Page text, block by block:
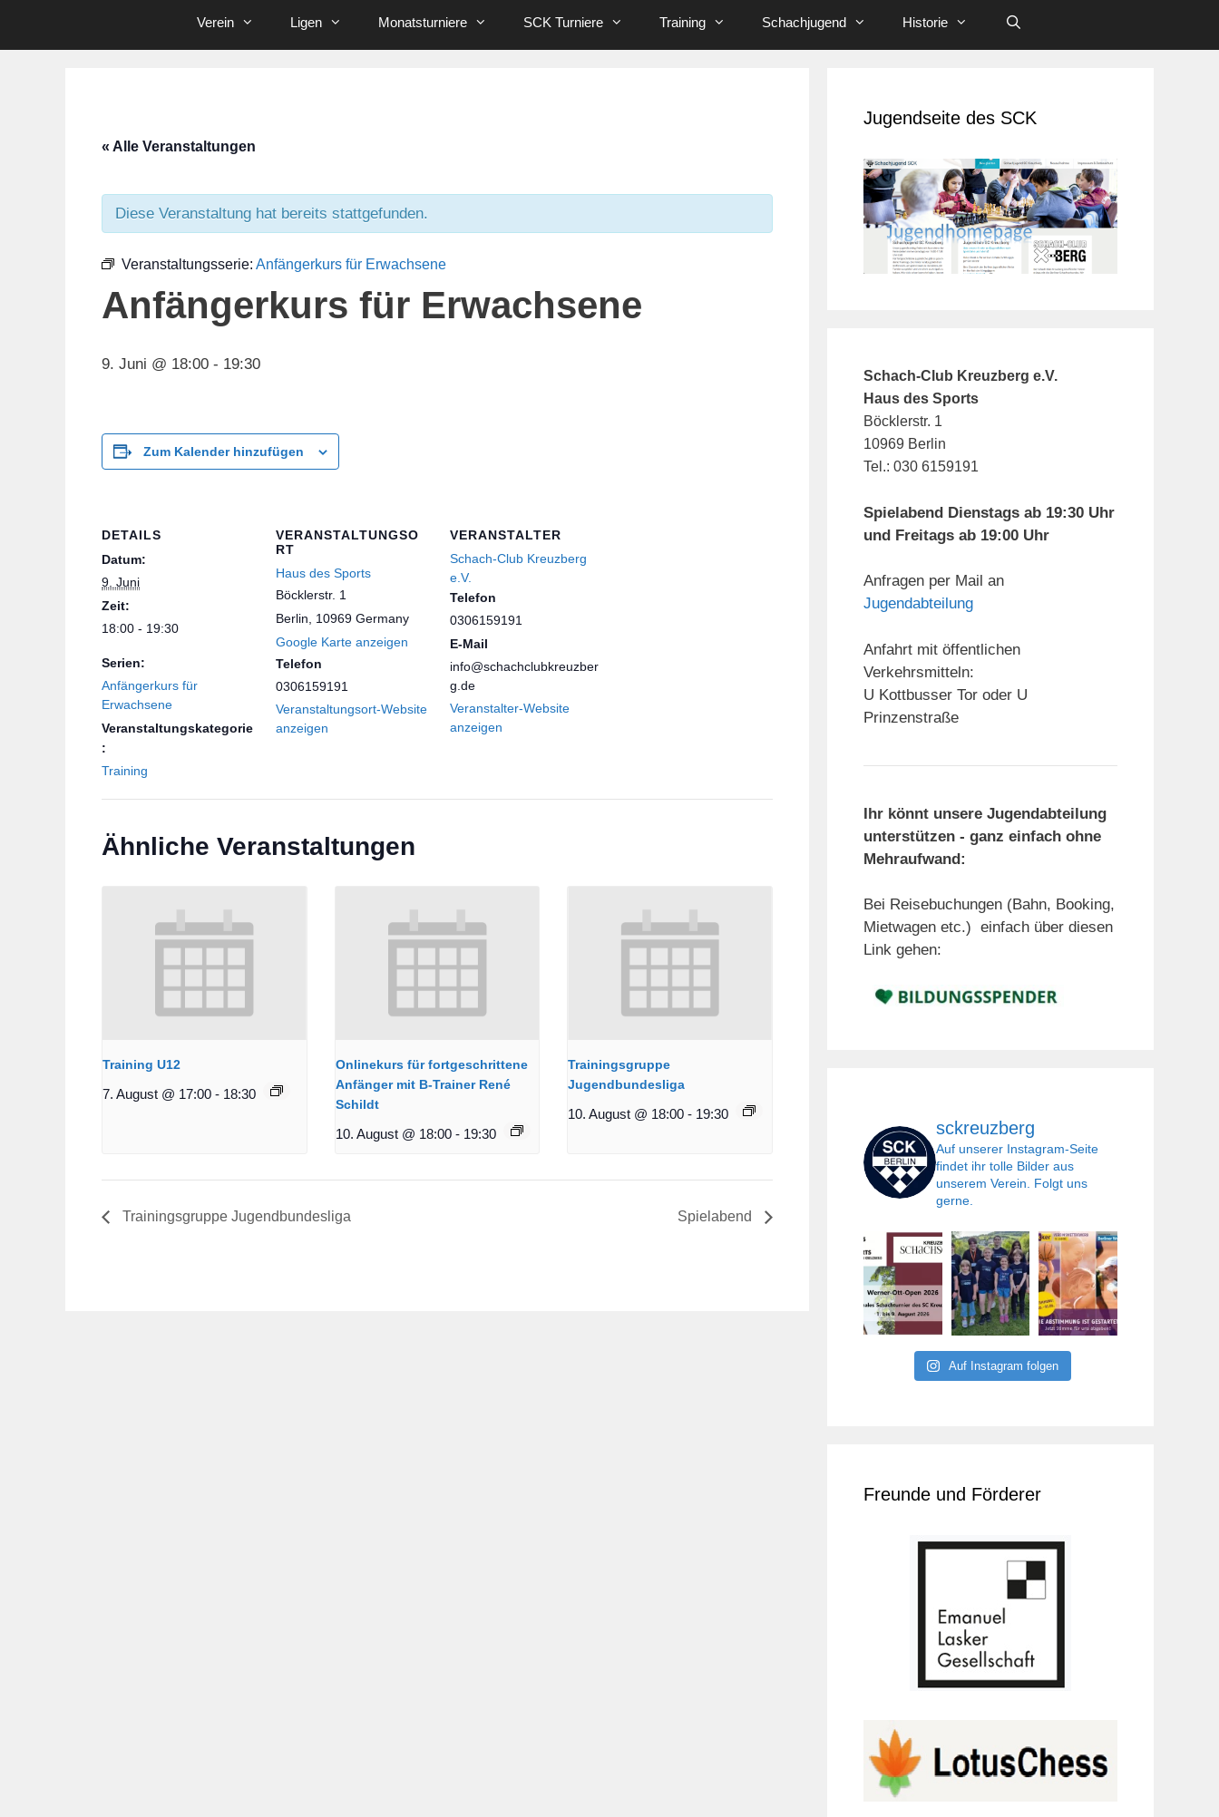
Verein Ligen Monatsturniere SCK Turniere Training Schachjugend Historie
« Alle Veranstaltungen
Diese Veranstaltung hat bereits stattgefunden.
Veranstaltungsserie: Anfängerkurs für Erwachsene
Anfängerkurs für Erwachsene
9. Juni @ 18:00 - 19:30
Zum Kalender hinzufügen
DETAILS
Datum:
9. Juni
Zeit:
18:00 - 19:30
Serien:
Anfängerkurs für
Erwachsene
Veranstaltungskategorie
:
Training
VERANSTALTUNGSO
RT
Haus des Sports
Böcklerstr. 1
Berlin
10969 Germany
Google Karte anzeigen
Telefon
0306159191
Veranstaltungsort-Website
anzeigen
VERANSTALTER
Schach-Club Kreuzberg
e.V.
Telefon
0306159191
E-Mail
info@schachclubkreuzber
g.de
Veranstalter-Website
anzeigen
Ähnliche Veranstaltungen
Training U12
7. August @ 17:00 - 18:30
Onlinekurs für fortgeschrittene
Anfänger mit B-Trainer René
Schildt
10. August @ 18:00 - 19:30
Trainingsgruppe
Jugendbundesliga
10. August @ 18:00 - 19:30
Trainingsgruppe Jugendbundesliga Spielabend
Jugendseite des SCK
Schach-Club Kreuzberg e.V.
Haus des Sports
Böcklerstr. 1
10969 Berlin
Tel.: 030 6159191
Spielabend Dienstags ab 19:30 Uhr
und Freitags ab 19:00 Uhr
Anfragen per Mail an
Jugendabteilung
Anfahrt mit öffentlichen
Verkehrsmitteln:
U Kottbusser Tor oder U
Prinzenstraße
Ihr könnt unsere Jugendabteilung
unterstützen - ganz einfach ohne
Mehraufwand:
Bei Reisebuchungen (Bahn, Booking,
Mietwagen etc.) einfach über diesen
Link gehen:
sckreuzberg
Auf unserer Instagram-Seite
findet ihr tolle Bilder aus
unserem Verein. Folgt uns
gerne.
Auf Instagram folgen
Freunde und Förderer